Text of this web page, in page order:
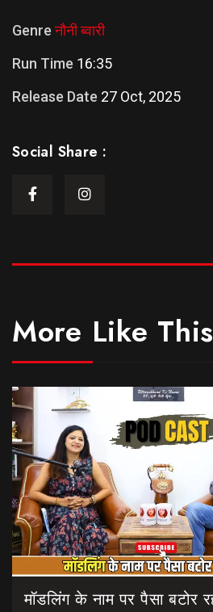
Genre नौनी ब्वारी
Run Time 16:35
Release Date 27 Oct, 2025
Social Share :
More Like This